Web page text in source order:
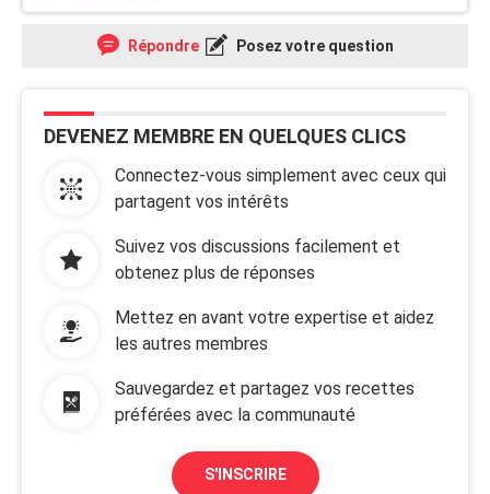
Répondre Posez votre question
DEVENEZ MEMBRE EN QUELQUES CLICS
Connectez-vous simplement avec ceux qui
partagent vos intérêts
Suivez vos discussions facilement et
obtenez plus de réponses
Mettez en avant votre expertise et aidez
les autres membres
Sauvegardez et partagez vos recettes
préférées avec la communauté
S'INSCRIRE